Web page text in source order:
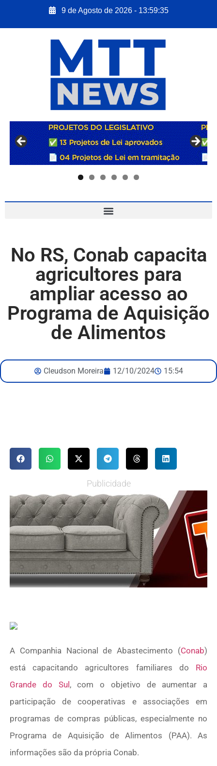
9 de Agosto de 2026 - 13:59:36
No RS, Conab capacita
agricultores para
ampliar acesso ao
Programa de Aquisição
de Alimentos
Cleudson Moreira 12/10/2024 15:54
Publicidade
A Companhia Nacional de Abastecimento (Conab)
está capacitando agricultores familiares do Rio
Grande do Sul , com o objetivo de aumentar a
participação de cooperativas e associações em
programas de compras públicas, especialmente no
Programa de Aquisição de Alimentos (PAA). As
informações são da própria Conab.